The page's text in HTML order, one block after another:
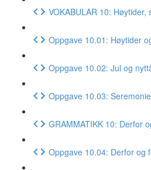
VOKABULAR 10:
Oppgave 10.01: Høytider
Oppgave 10.02: Jul og
Oppgave 10.03:
GRAMMATIKK 10: Derfor
Oppgave 10.04: Derfor og